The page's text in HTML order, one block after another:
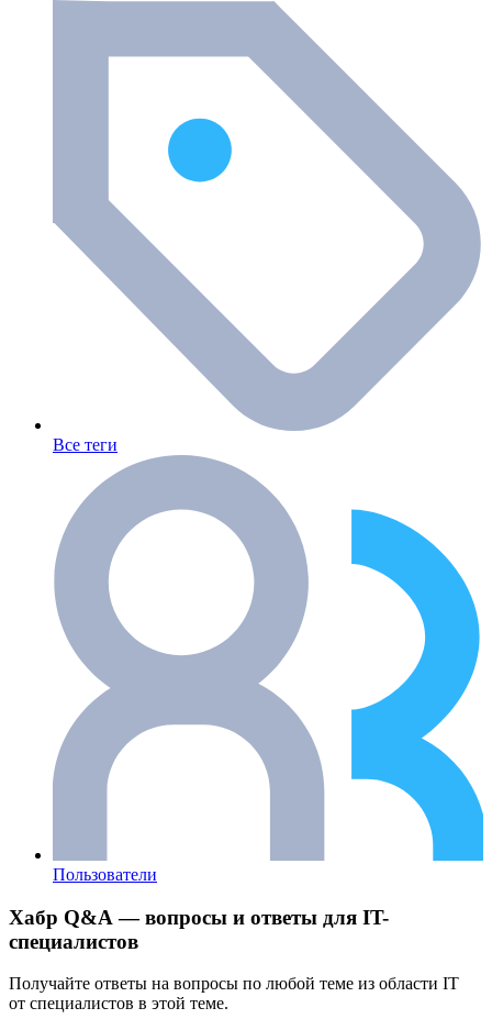
Все теги
Пользователи
Хабр Q&A — вопросы и ответы для IT-
специалистов
Получайте ответы на вопросы по любой теме из области IT
от специалистов в этой теме.